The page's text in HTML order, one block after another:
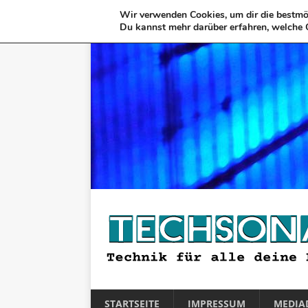
STARTSEITE IMPRESSUM
Wir verwenden Cookies, um dir die
Du kannst mehr darüber erfahren,